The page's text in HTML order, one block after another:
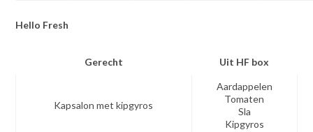
Hello Fresh
Gerecht Uit HF box
Kapsalon met kipgyros
Aardappelen
Tomaten
Sla
Kipgyros